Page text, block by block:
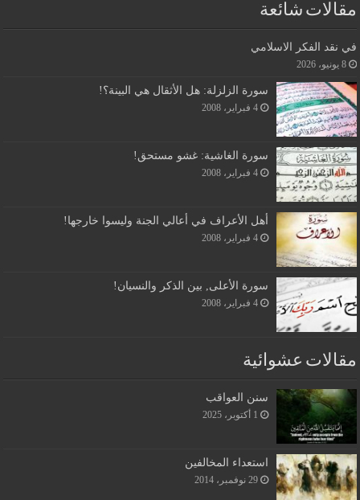
مقالات شائعة
في نقد الفكر الاسلامي
8 يونيو، 2026
سورة الزلزلة: هل الأثقال هي البينة؟!
4 فبراير، 2008
سورة الغاشية: غشو مستحق!
4 فبراير، 2008
أهل الأعراف في أعالي الجنة وليسوا خارجها!
4 فبراير، 2008
سورة الأعلى, بين الذكر والنسيان!
4 فبراير، 2008
مقالات عشوائية
سنن العواقب
1 أكتوبر، 2025
استعداء المخالفين
29 نوفمبر، 2014